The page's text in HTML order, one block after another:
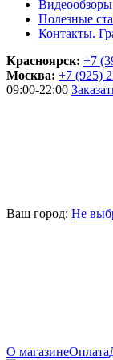
Видеообзоры
Полезные
Контакты.
Красноярск: +7
Москва: +7 (925)
09:00-22:00
Ваш город: Не
О магазинеОплата